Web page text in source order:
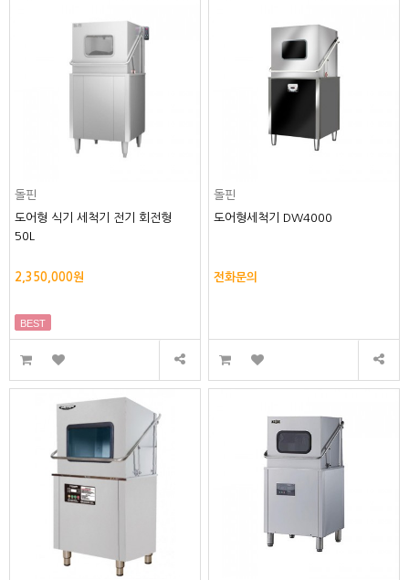
돌핀
도어형 식기 세척기 전기 회전형
50L
2,350,000원
BEST
돌핀
도어형세척기 DW4000
전화문의